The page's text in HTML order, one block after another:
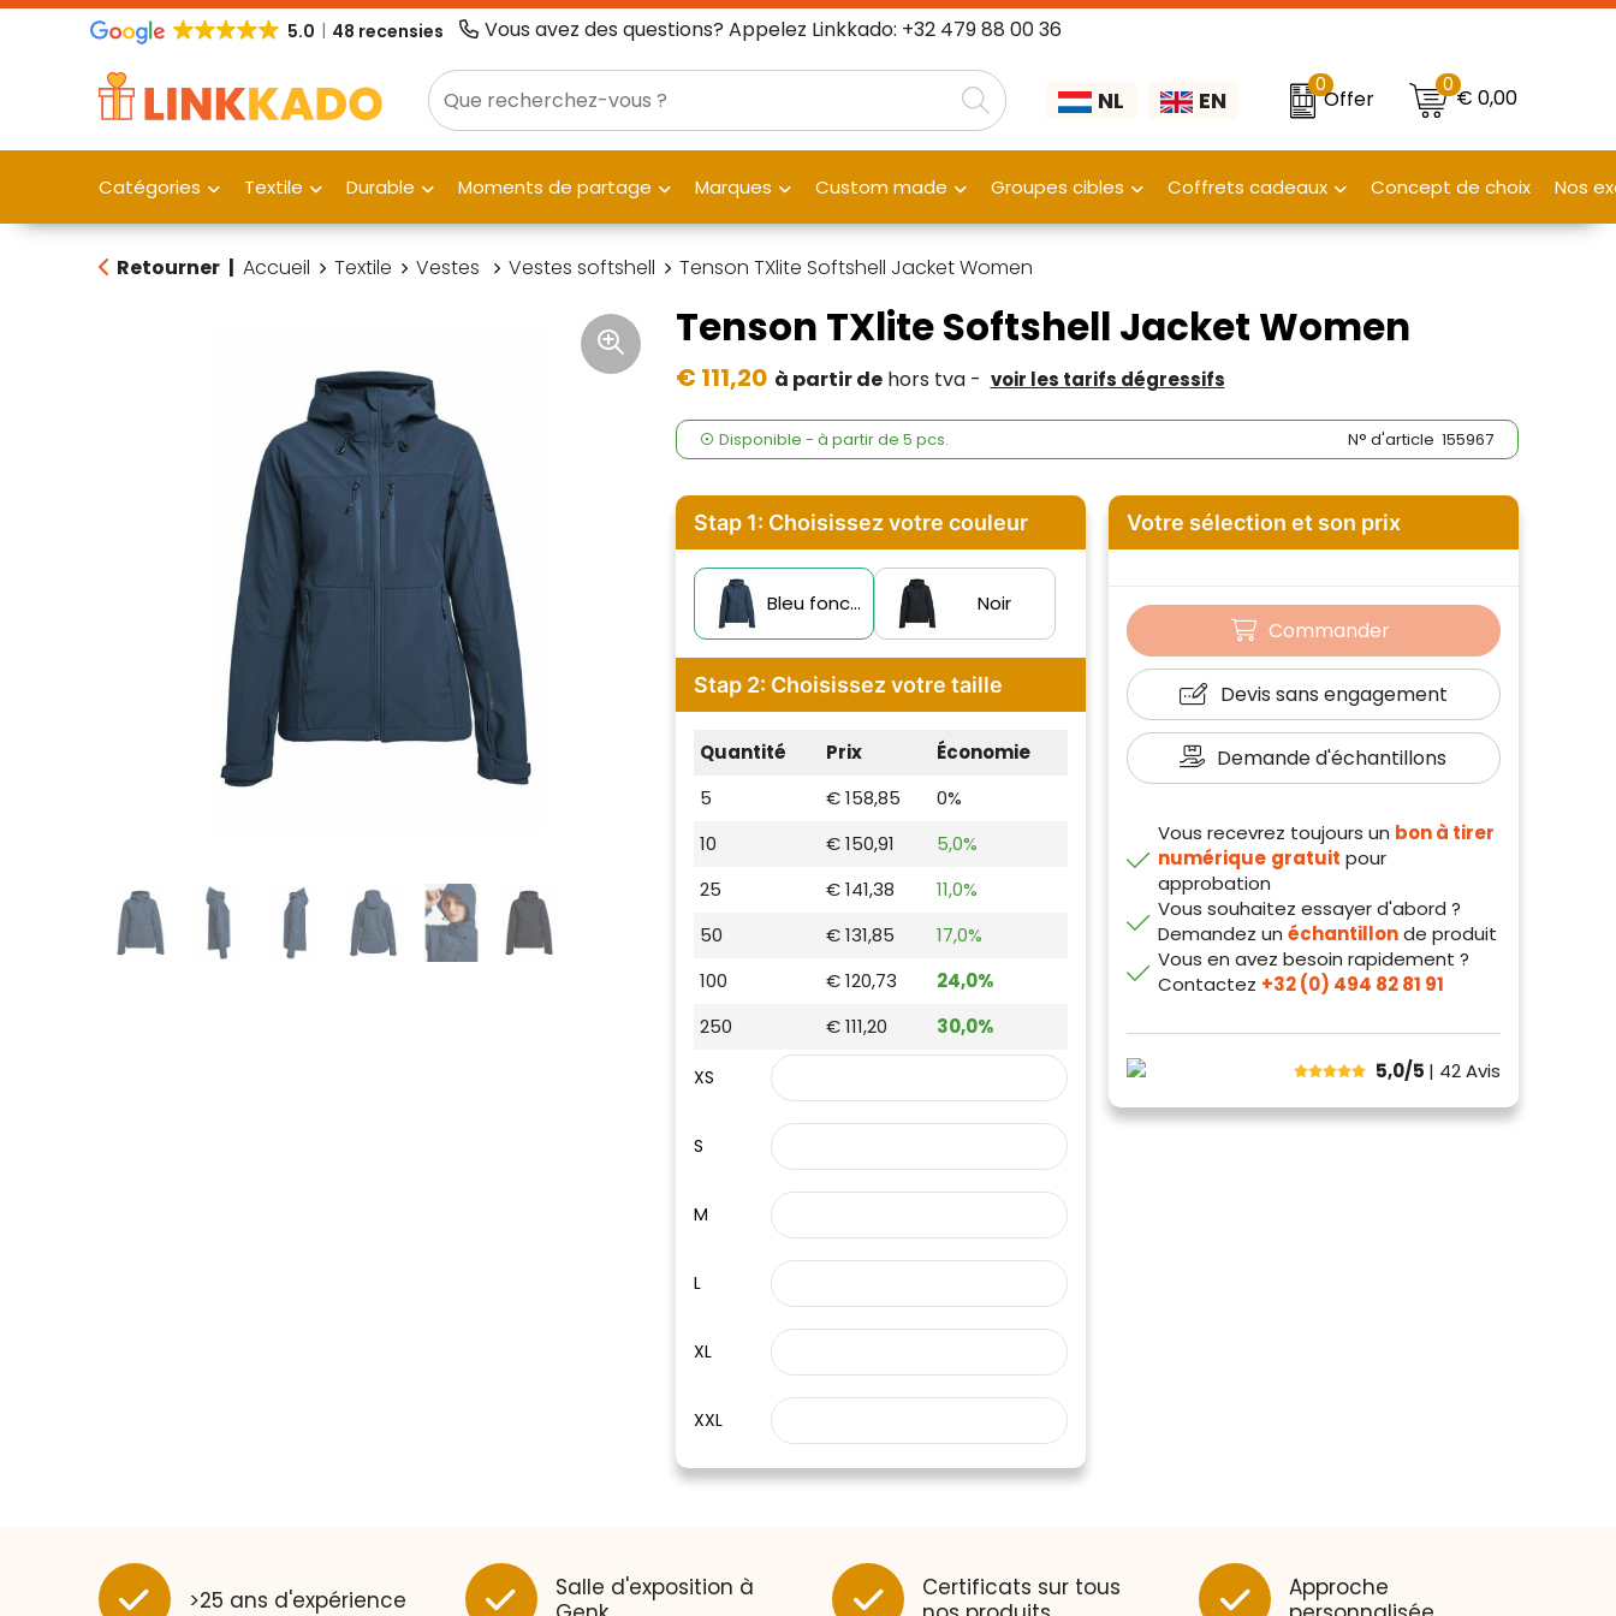
5.0 48 recensies Vous avez des questions? Appelez Linkkado: +32 479 88 00 36
NL EN
0
Offer
0€ 0,00
Catégories Textile Durable Moments de partage Marques Custom made Groupes cibles Coffrets cadeaux Concept de choix Nos
Retourner | Accueil Textile Vestes Vestes softshell Tenson TXlite Softshell Jacket Women
Tenson TXlite Softshell Jacket Women
€ 111,20 à partir dehors tva - voir les tarifs dégressifs
Disponible - à partir de 5 pcs. N° d'article 155967
Stap 1: Choisissez votre couleur
Bleu foncé Noir
Stap 2: Choisissez votre taille
Quantité Prix
Économie
5
€ 158,85
0%
10
€ 150,91
5,0%
25
€ 141,38
11,0%
50
€ 131,85
17,0%
100
€ 120,73
24,0%
250
€ 111,20 30,0%
XS
S
M
L
XL
XXL
Votre sélection et son prix
Commander
Devis sans engagement
Demande d'échantillons
Vous recevrez toujours un bon à tirer
numérique gratuit pour
approbation
Vous souhaitez essayer d'abord ?
Demandez un échantillonde produit
Vous en avez besoin rapidement ?
Contactez +32 (0) 494 82 81 91
5,0/5 | 42Avis
>25 ans d'expérience
Salle d'exposition à
Certificats sur tous
Approche
Klantenbeoordelingen laten zien
Trustindex werkt samen met 137